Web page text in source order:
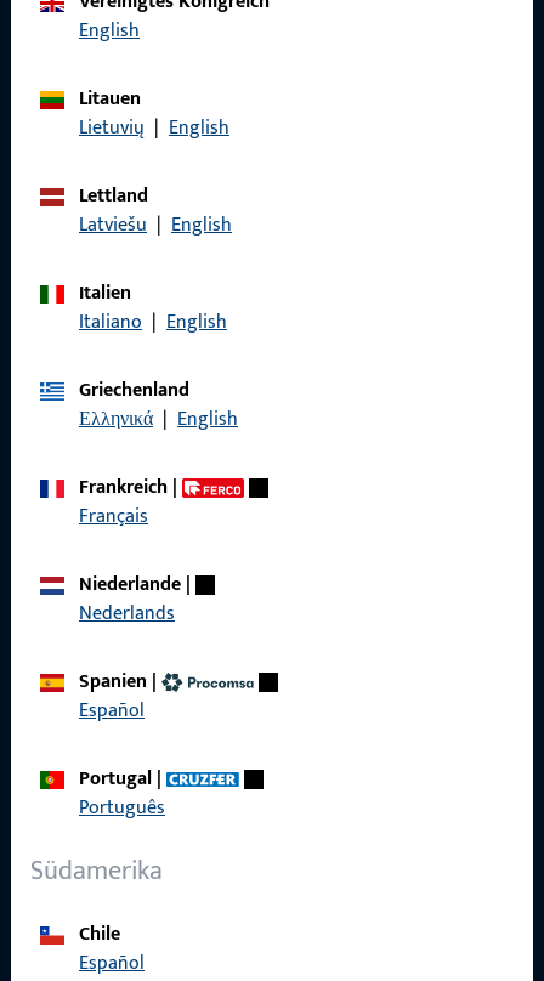
English
Litauen
Lietuvių | English
Lettland
Latviešu | English
Italien
Italiano | English
Griechenland
Ελληνικά | English
Frankreich|
Français
Niederlande|
Nederlands
Spanien |
Español
Portugal|
Português
Südamerika
Chile
Español
Impressum
Schnelleinstieg
Referenzen